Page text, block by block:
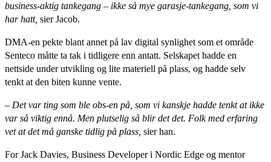
business-aktig tankegang – ikke så mye garasje-tankegang, som vi
har hatt, sier Jacob.
DMA-en pekte blant annet på lav digital synlighet som et område
Senteco måtte ta tak i tidligere enn antatt. Selskapet hadde en
nettside under utvikling og lite materiell på plass, og hadde selv
tenkt at den biten kunne vente.
– Det var ting som ble obs-en på, som vi kanskje hadde tenkt at ikke
var så viktig ennå. Men plutselig så blir det det. Folk med erfaring
vet at det må ganske tidlig på plass, sier han.
For Jack Davies, Business Developer i Nordic Edge og mentor